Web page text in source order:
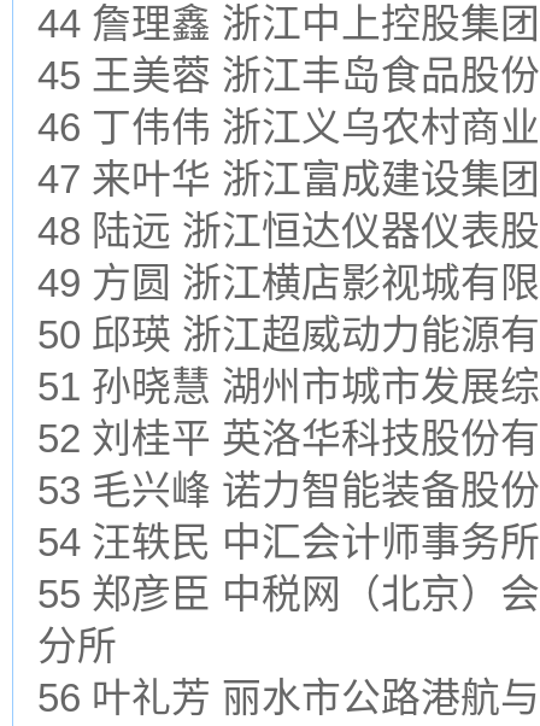
44 詹理鑫 浙江中上控股集
45 王美蓉 浙江丰岛食品股
46 丁伟伟 浙江义乌农村商
47 来叶华 浙江富成建设集
48 陆远 浙江恒达仪器仪表
49 方圆 浙江横店影视城有
50 邱瑛 浙江超威动力能源
51 孙晓慧 湖州市城市发展
52 刘桂平 英洛华科技股份
53 毛兴峰 诺力智能装备股
54 汪轶民 中汇会计师事务
55 郑彦臣 中税网（北京）
分所
56 叶礼芳 丽水市公路港航